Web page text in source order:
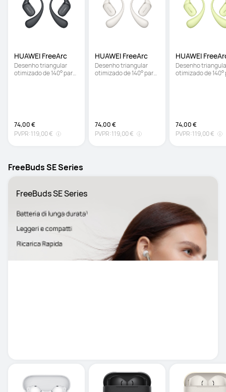
HUAWEI FreeArc
Desenho triangular
otimizado de 140° para
74,00 €
PVPR:119,00 €
HUAWEI FreeArc
Desenho triangular
otimizado de 140° para
74,00 €
PVPR:119,00 €
HUAWEI
Desenho
otimizado de 140°
74,00 €
PVPR:119,00 €
FreeBuds SE Series
FreeBuds SE Series